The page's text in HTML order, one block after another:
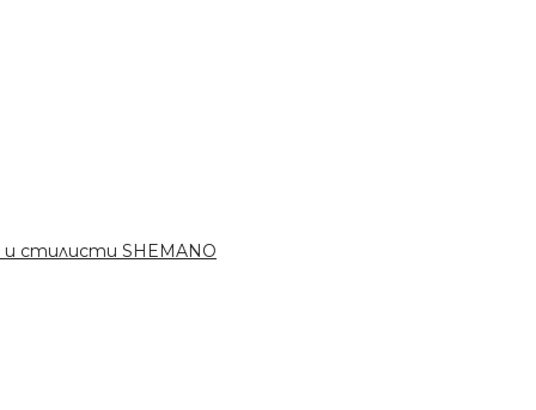
и стилисти SHEMANO